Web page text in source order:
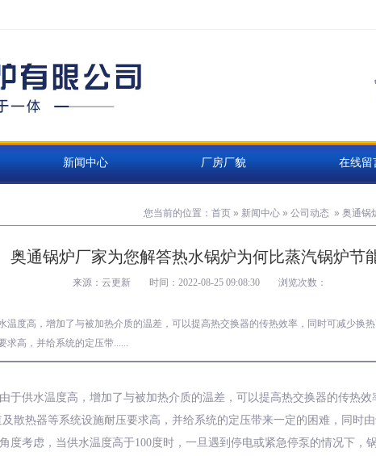
新闻中心 厂房厂貌 在线留
您当前的位置： 首页» 新闻中心» 公司动态 » 奥通锅
奥通锅炉厂家为您解答热水锅炉为何比蒸汽锅炉节
来源：云更新 时间：2022-08-25 09:08:30 浏览次数：
温度高，增加了与被加热介质的温差，可以提高热交换器的传热效率，同时可减少换
求高，并给系统的定压带......
于供水温度高，增加了与被加热介质的温差，可以提高热交换器的传热
散热器等系统设施耐压要求高，并给系统的定压带来一定的困难，同时由
度考虑，当供水温度高于100度时，一旦遇到停电或紧急停泵的情况下，